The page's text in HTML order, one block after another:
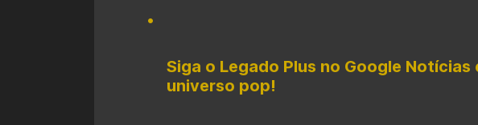
Siga o Legado Plus no Google Notícias
universo pop!